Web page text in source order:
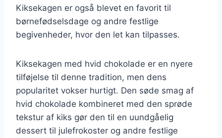
Kiksekagen er også blevet en favorit til
børnefødselsdage og andre festlige
begivenheder, hvor den let kan tilpasses.
Kiksekagen med hvid chokolade er en nyere
tilføjelse til denne tradition, men dens
popularitet vokser hurtigt. Den søde smag af
hvid chokolade kombineret med den sprøde
tekstur af kiks gør den til en uundgåelig
dessert til julefrokoster og andre festlige